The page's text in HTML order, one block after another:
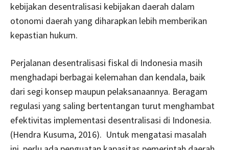
kebijakan desentralisasi kebijakan daerah dalam
otonomi daerah yang diharapkan lebih memberikan
kepastian hukum.
Perjalanan desentralisasi fiskal di Indonesia masih
menghadapi berbagai kelemahan dan kendala, baik
dari segi konsep maupun pelaksanaannya. Beragam
regulasi yang saling bertentangan turut menghambat
efektivitas implementasi desentralisasi di Indonesia.
(Hendra Kusuma, 2016). Untuk mengatasi masalah